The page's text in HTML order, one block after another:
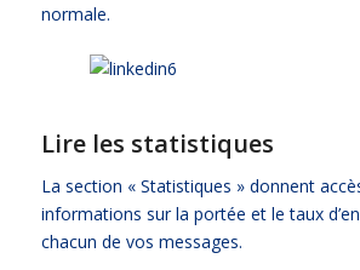
normale.
Lire les statistiques
La section « Statistiques » donnent
informations sur la portée et le taux
chacun de vos messages.